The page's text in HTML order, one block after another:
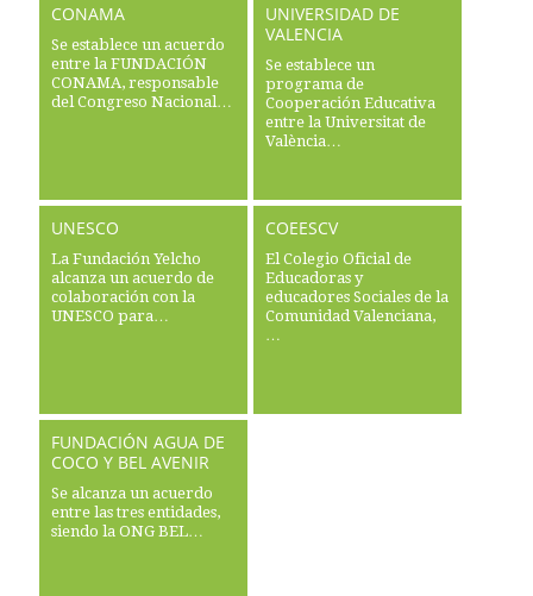
CONAMA
Se establece un acuerdo
entre la FUNDACIÓN
CONAMA, responsable
del Congreso Nacional…
UNIVERSIDAD DE
VALENCIA
Se establece un
programa de
Cooperación Educativa
entre la Universitat de
València…
UNESCO
La Fundación Yelcho
alcanza un acuerdo de
colaboración con la
UNESCO para…
COEESCV
El Colegio Oficial de
Educadoras y
educadores Sociales de la
Comunidad Valenciana,
…
FUNDACIÓN AGUA DE
COCO Y BEL AVENIR
Se alcanza un acuerdo
entre las tres entidades,
siendo la ONG BEL…